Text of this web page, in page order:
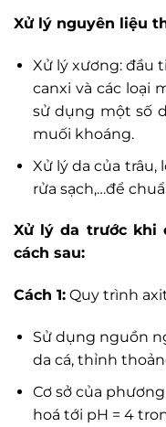
Xử lý nguyên liệu
Xử lý xương: đầu
canxi và các loại
sử dụng một số
muối khoáng.
Xử lý da của trâu,
rửa sạch,…để
Xử lý da trước khi
cách sau:
Cách 1: Quy trình
Sử dụng nguồn
da cá, thỉnh
Cơ sở của
hoá tới pH = 4